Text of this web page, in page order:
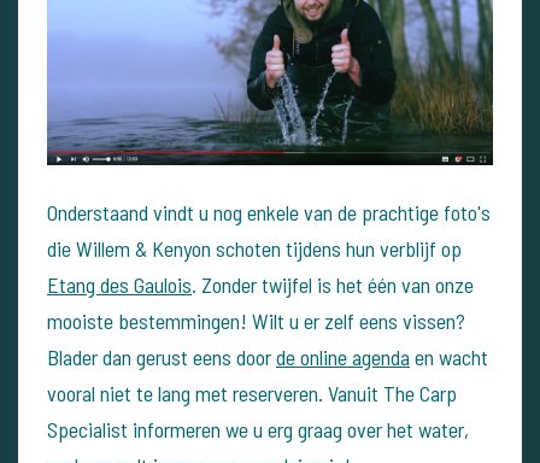
Onderstaand vindt u nog enkele van de prachtige foto's
die Willem & Kenyon schoten tijdens hun verblijf op
Etang des Gaulois. Zonder twijfel is het één van onze
mooiste bestemmingen! Wilt u er zelf eens vissen?
Blader dan gerust eens doorde online agenda en wacht
vooral niet te lang met reserveren. Vanuit The Carp
Specialist informeren we u erg graag over het water,